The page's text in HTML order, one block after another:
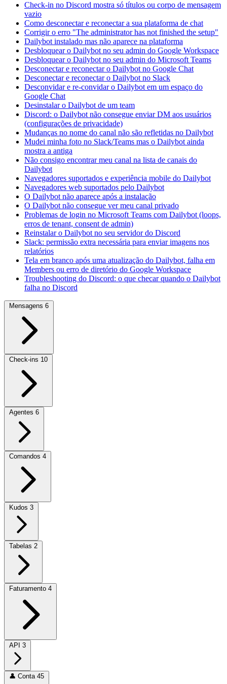
Check-in no Discord mostra só títulos ou corpo de mensagem
vazio
Como desconectar e reconectar a sua plataforma de chat
Corrigir o erro "The administrator has not finished the setup"
Dailybot instalado mas não aparece na plataforma
Desbloquear o Dailybot no seu admin do Google Workspace
Desbloquear o Dailybot no seu admin do Microsoft Teams
Desconectar e reconectar o Dailybot no Google Chat
Desconectar e reconectar o Dailybot no Slack
Desconvidar e re-convidar o Dailybot em um espaço do
Google Chat
Desinstalar o Dailybot de um team
Discord: o Dailybot não consegue enviar DM aos usuários
(configurações de privacidade)
Mudanças no nome do canal não são refletidas no Dailybot
Mudei minha foto no Slack/Teams mas o Dailybot ainda
mostra a antiga
Não consigo encontrar meu canal na lista de canais do
Dailybot
Navegadores suportados e experiência mobile do Dailybot
Navegadores web suportados pelo Dailybot
O Dailybot não aparece após a instalação
O Dailybot não consegue ver meu canal privado
Problemas de login no Microsoft Teams com Dailybot (loops,
erros de tenant, consent de admin)
Reinstalar o Dailybot no seu servidor do Discord
Slack: permissão extra necessária para enviar imagens nos
relatórios
Tela em branco após uma atualização do Dailybot, falha em
Members ou erro de diretório do Google Workspace
Troubleshooting do Discord: o que checar quando o Dailybot
falha no Discord
Mensagens 6
Check-ins 10
Agentes 6
Comandos 4
Kudos 3
Tabelas 2
Faturamento 4
API 3
👤 Conta 45